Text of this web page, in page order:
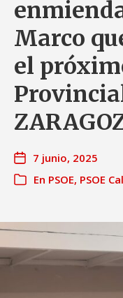
Marco
el
7 junio, 2025
En PSOE, PSOE